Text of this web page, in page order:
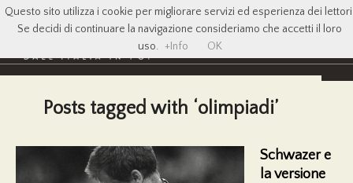
Posts tagged with ‘olimpiadi’
Schwazer e
la versione
Questo sito utilizza i cookie per migliorare servizi ed esperienza dei
Se decidi di continuare la navigazione consideriamo che accetti il loro
uso. +Info OK